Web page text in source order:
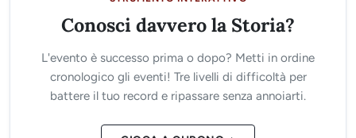
Conosci davvero la Storia?
L'evento è successo prima o dopo? Metti in ordine
cronologico gli eventi! Tre livelli di difficoltà per
battere il tuo record e ripassare senza annoiarti.